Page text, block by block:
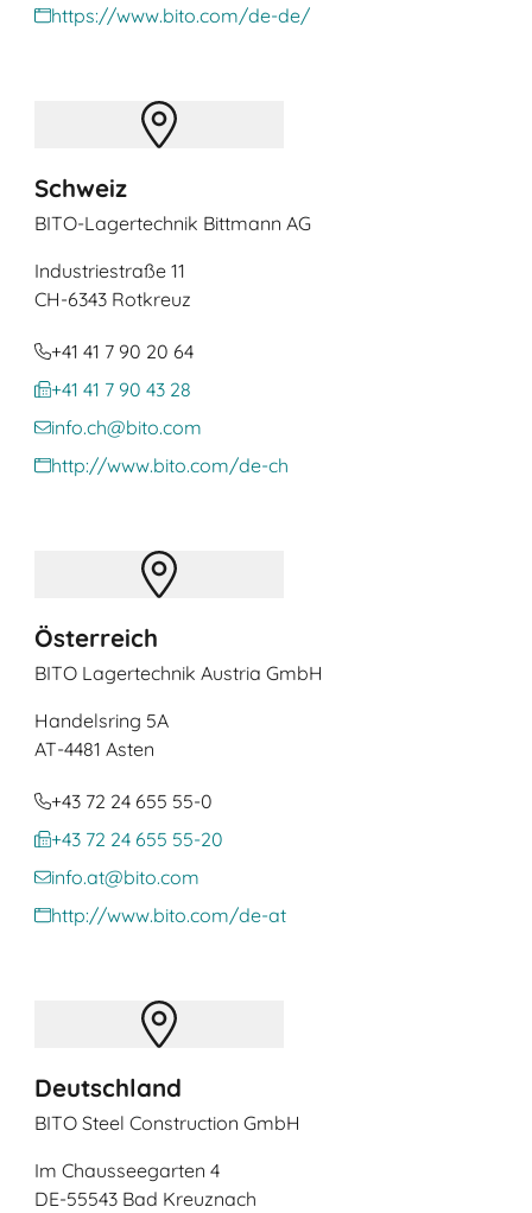
https://www.bito.com/de-de/
Schweiz
BITO-Lagertechnik Bittmann AG
Industriestraße 11
CH-6343 Rotkreuz
+41 41 7 90 20 64
+41 41 7 90 43 28
info.ch@bito.com
http://www.bito.com/de-ch
Österreich
BITO Lagertechnik Austria GmbH
Handelsring 5A
AT-4481 Asten
+43 72 24 655 55-0
+43 72 24 655 55-20
info.at@bito.com
http://www.bito.com/de-at
Deutschland
BITO Steel Construction GmbH
Im Chausseegarten 4
DE-55543 Bad Kreuznach